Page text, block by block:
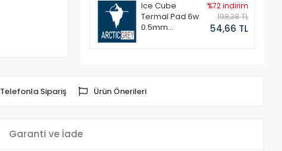
Ice Cube
Termal Pad 6w
0.5mm
%72 indirim
198,38 TL
54,66 TL
Telefonla Sipariş Ürün Önerileri
Garanti ve İade